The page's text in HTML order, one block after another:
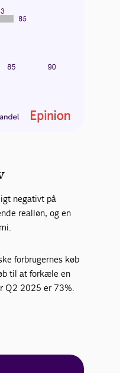
negativt på
realløn, og en
forbrugernes køb
til at forkæle en
Q2 2025 er 73%.